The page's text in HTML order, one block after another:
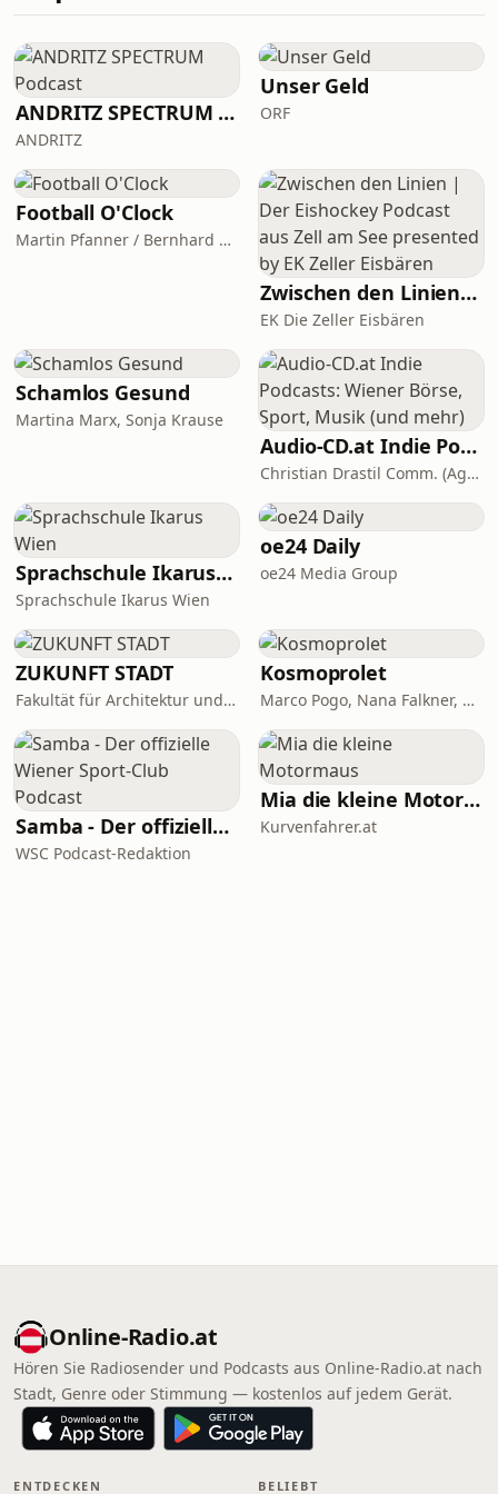
Kritiker befürchten Schäden an der
Umwelt, einen zu hohen Strom- und
Wasserverbrauch. Wir s
ANDRITZ SPECTRUM Podcast
ANDRITZ
Unser Geld
ORF
Football O'Clock
Martin Pfanner / Bernhard Seikovits
Zwischen den Linien | Der Eishockey Podcast aus Zell am See presented by EK Zeller Eisbären
EK Die Zeller Eisbären
Schamlos Gesund
Martina Marx, Sonja Krause
Audio-CD.at Indie Podcasts: Wiener Börse, Sport, Musik (und mehr)
Christian Drastil Comm. (Agentur für Investor Relations und Podcasts)
Sprachschule Ikarus Wien
Sprachschule Ikarus Wien
oe24 Daily
oe24 Media Group
ZUKUNFT STADT
Fakultät für Architektur und Raumplanung, TU Wien
Kosmoprolet
Marco Pogo, Nana Falkner, Andi Widmann
Samba - Der offizielle Wiener Sport-Club Podcast
WSC Podcast-Redaktion
Mia die kleine Motormaus
Kurvenfahrer.at
Online‑Radio.at
Hören Sie Radiosender und Podcasts aus Online‑Radio.at nach
Stadt, Genre oder Stimmung — kostenlos auf jedem Gerät.
ENTDECKEN BELIEBT